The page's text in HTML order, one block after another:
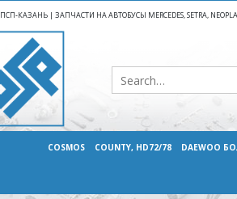
ПСП-КАЗАНЬ | ЗАПЧАСТИ НА АВТОБУСЫ MERCEDES, SETRA, NEOPLAN,
COSMOS COUNTY, HD72/78 DAEWOO